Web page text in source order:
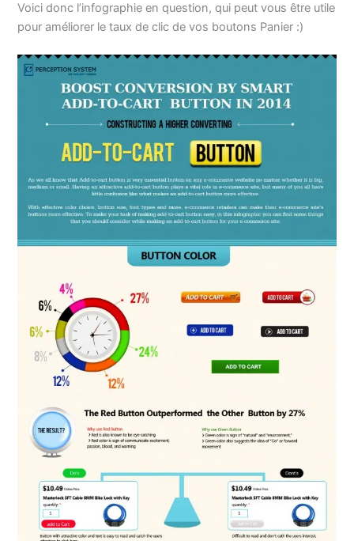
Voici donc l’infographie en question, qui peut vous être utile
pour améliorer le taux de clic de vos boutons Panier :)